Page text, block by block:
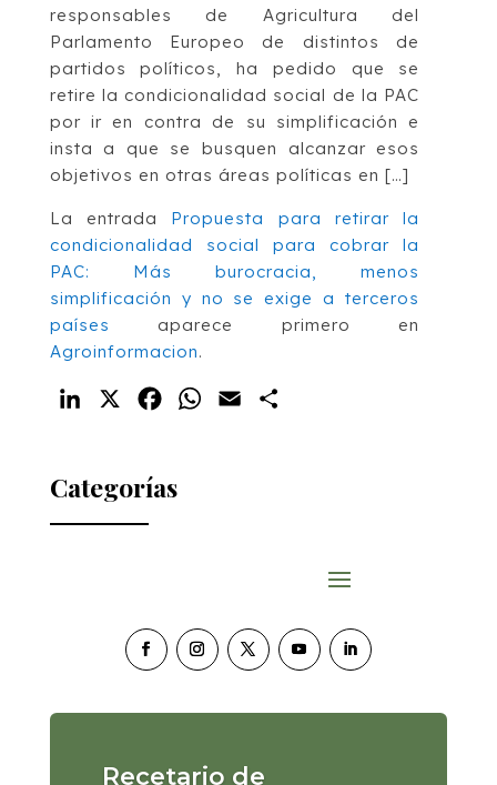
responsables de Agricultura del
Parlamento Europeo de distintos de
partidos políticos, ha pedido que se
retire la condicionalidad social de la PAC
por ir en contra de su simplificación e
insta a que se busquen alcanzar esos
objetivos en otras áreas políticas en […]
La entrada Propuesta para retirar la
condicionalidad social para cobrar la
PAC: Más burocracia, menos
simplificación y no se exige a terceros
países aparece primero en
Agroinformacion.
LinkedIn FacebookWhatsApp
Email
Categorías
Recetario de